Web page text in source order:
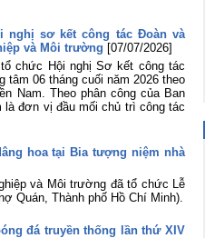
Nam tham gia Hội nghị sơ kết
Đoàn và phong trào thanh niên
đầu năm 2026 của Đoàn Bộ
và Môi trường
Viện Khoa học Thủy lợi miền
gia dâng hương, dâng hoa
năm 2026 và Giải bóng đá
lợi miền Nam
nghị sơ kết công tác Đoàn và
và Môi trường [07/07/2026]
chức Hội nghị Sơ kết công tác
tâm 06 tháng cuối năm 2026 theo
Nam. Theo phân công của Ban
đơn vị đầu mối chủ trì công tác
hoa tại Bia tượng niệm nhà
và Môi trường đã tổ chức Lễ
Quán, Thành phố Hồ Chí Minh).
đá truyền thống lần thứ XIV